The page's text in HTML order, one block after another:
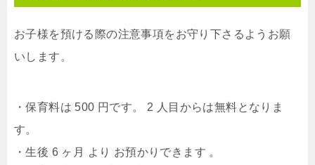
お子様を預ける際の注意事項をお守り下さるようお願
いします。
・保育料は 500 円です。 2 人目からは無料となりま
す。
・生後 6 ヶ月 より お預かりできます 。